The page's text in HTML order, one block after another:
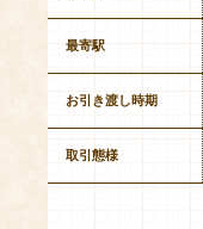
最寄駅
お引き渡し時期
取引態様